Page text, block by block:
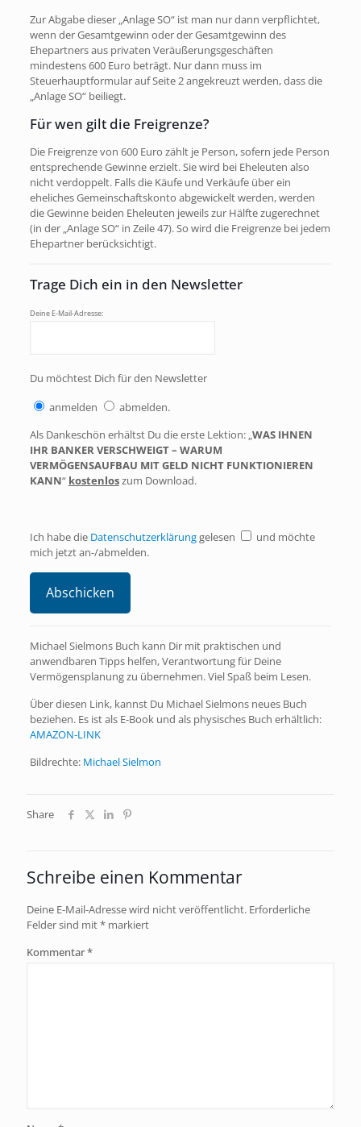
Zur Abgabe dieser „Anlage SO“ ist man nur dann verpflichtet,
wenn der Gesamtgewinn oder der Gesamtgewinn des
Ehepartners aus privaten Veräußerungsgeschäften
mindestens 600 Euro beträgt. Nur dann muss im
Steuerhauptformular auf Seite 2 angekreuzt werden, dass die
„Anlage SO“ beiliegt.
Für wen gilt die Freigrenze?
Die Freigrenze von 600 Euro zählt je Person, sofern jede Person
entsprechende Gewinne erzielt. Sie wird bei Eheleuten also
nicht verdoppelt. Falls die Käufe und Verkäufe über ein
eheliches Gemeinschaftskonto abgewickelt werden, werden
die Gewinne beiden Eheleuten jeweils zur Hälfte zugerechnet
(in der „Anlage SO“ in Zeile 47). So wird die Freigrenze bei jedem
Ehepartner berücksichtigt.
Trage Dich ein in den Newsletter
Deine E-Mail-Adresse:
Du möchtest Dich für den Newsletter
anmelden
abmelden.
Als Dankeschön erhältst Du die erste Lektion: „WAS IHNEN
IHR BANKER VERSCHWEIGT – WARUM
VERMÖGENSAUFBAU MIT GELD NICHT FUNKTIONIEREN
KANN“ kostenloszum Download.
Ich habe die Datenschutzerklärunggelesen
und möchte
mich jetzt an-/abmelden.
Michael Sielmons Buch kann Dir mit praktischen und
anwendbaren Tipps helfen, Verantwortung für Deine
Vermögensplanung zu übernehmen. Viel Spaß beim Lesen.
Über diesen Link, kannst Du Michael Sielmons neues Buch
beziehen. Es ist als E-Book und als physisches Buch erhältlich:
AMAZON-LINK
Bildrechte: Michael Sielmon
Share
Schreibe einen Kommentar
Deine E-Mail-Adresse wird nicht veröffentlicht. Erforderliche
Felder sind mit* markiert
Kommentar*